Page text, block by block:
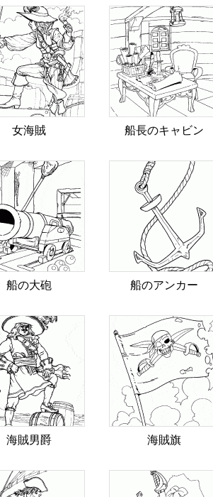
女海賊 船長のキャビン
船の大砲 船のアンカー
海賊男爵 海賊旗